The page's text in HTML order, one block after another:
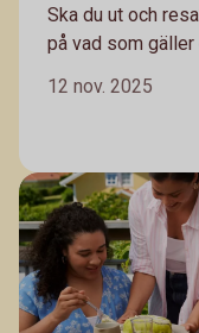
Ska du ut och
på vad som
12 nov. 2025